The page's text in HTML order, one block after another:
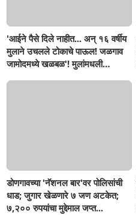
'आईने पैसे दिले नाहीत... अन् १६ वर्षीय
मुलाने उचलले टोकाचे पाऊल! जळगाव
जामोदमध्ये खळबळ'! मुलांमधली
डोणगावच्या 'नॅशनल बार'वर पोलिसांची
धाड; जुगार खेळणारे ७ जण अटकेत;
७,२०० रुपयांचा मुद्देमाल जप्त...